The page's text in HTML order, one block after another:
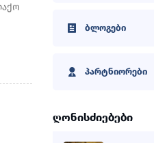
ბლოგები
პარტნიორები
ღონისძიებები